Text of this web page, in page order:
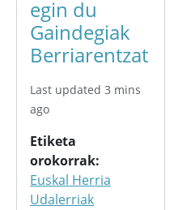
egin du
Gaindegiak
Berriarentzat
Last updated 3 mins
ago
Etiketa
orokorrak
Euskal Herria
Udalerriak